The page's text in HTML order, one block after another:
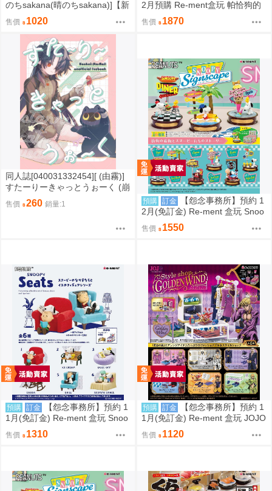
のちsakana(晴のちsakana)]【新
刊セット】dreamin(同人誌)
售價 1020
2月預購 Re-ment盒玩 帕恰狗的
鬆軟食譜
售價 1870
同人誌[040031332454][ (由霧)]
すたーりーきゃっとうぉーく (崩
壞星穹鐵道)刃 景元
售價 260 銷量:1 預購 訂金
【怨念事務所】預約 1
2月(免訂金) Re-ment 盒玩 Snoo
py 史努比 街角招牌場景 中盒6入
0823
售價 1550
預購 訂金
【怨念事務所】預約 1
1月(免訂金) Re-ment 盒玩 Snoo
py 史努比 悠閒座椅場景 中盒6入
0823
售價 1310
預購 訂金
【怨念事務所】預約 1
1月(免訂金) Re-ment 盒玩 JOJO
的奇妙冒險 服裝精品店 黃金之風
中盒6入 0823
售價 1120